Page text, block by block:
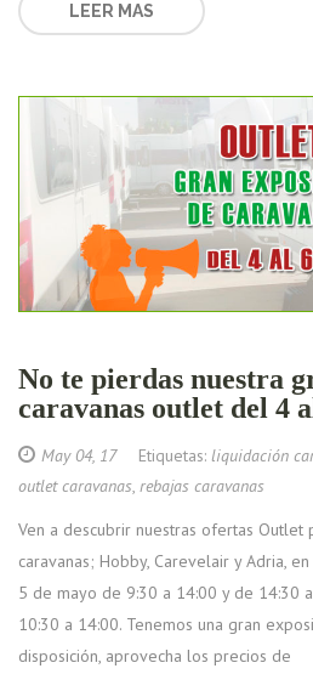
LEER MAS
No te pierdas nuestra
caravanas outlet del 4
May 04, 17Etiquetas: liquidación
outlet caravanas, rebajas caravanas
Ven a descubrir nuestras ofertas
caravanas; Hobby, Carevelair y Adria,
5 de mayo de 9:30 a 14:00 y de 14:30
10:30 a 14:00. Tenemos una gran
disposición, aprovecha los precios de